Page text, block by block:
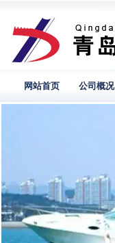
网站首页 公司概况